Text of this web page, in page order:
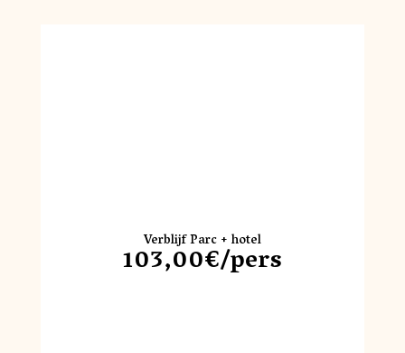
Verblijf Parc + hotel
103,00€/pers